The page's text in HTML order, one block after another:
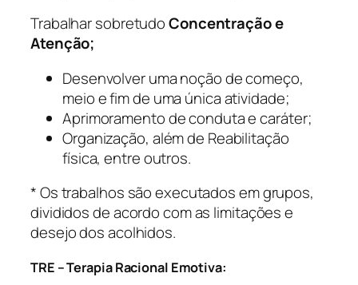
Trabalhar sobretudoConcentração e
Atenção;
Desenvolver uma noção de começo,
meio e fim de uma única atividade;
Aprimoramento de conduta e caráter;
Organização, além de Reabilitação
física, entre outros.
* Os trabalhos são executados em grupos,
divididos de acordo com as limitações e
desejo dos acolhidos.
TRE – Terapia Racional Emotiva: